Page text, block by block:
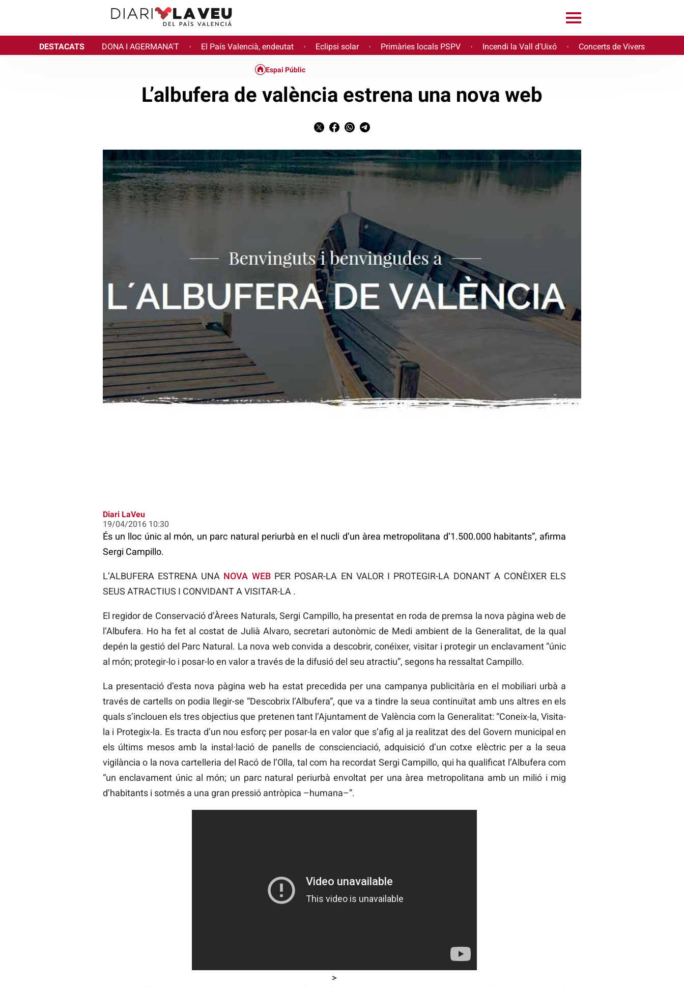
DESTACATS DONA I AGERMANA'T · El País Valencià, endeutat · Eclipsi solar · Primàries locals PSPV · Incendi la Vall d'Uixó · Concerts de Vivers
Espai Públic
L’albufera de valència estrena una nova web
Diari LaVeu
19/04/2016 10:30
És un lloc únic al món, un parc natural periurbà en el nucli d’un àrea metropolitana d’1.500.000 habitants”, afirma
Sergi Campillo.
L’ALBUFERA ESTRENA UNA NOVA WEBPER POSAR-LA EN VALOR I PROTEGIR-LA DONANT A CONÈIXER ELS
SEUS ATRACTIUS I CONVIDANT A VISITAR-LA .
El regidor de Conservació d’Àrees Naturals, Sergi Campillo, ha presentat en roda de premsa la nova pàgina web de
l’Albufera. Ho ha fet al costat de Julià Alvaro, secretari autonòmic de Medi ambient de la Generalitat, de la qual
depén la gestió del Parc Natural. La nova web convida a descobrir, conéixer, visitar i protegir un enclavament “únic
al món; protegir-lo i posar-lo en valor a través de la difusió del seu atractiu”, segons ha ressaltat Campillo.
La presentació d’esta nova pàgina web ha estat precedida per una campanya publicitària en el mobiliari urbà a
través de cartells on podia llegir-se “Descobrix l’Albufera”, que va a tindre la seua continuïtat amb uns altres en els
quals s’inclouen els tres objectius que pretenen tant l’Ajuntament de València com la Generalitat: “Coneix-la, Visita-
la i Protegix-la. Es tracta d’un nou esforç per posar-la en valor que s’afig al ja realitzat des del Govern municipal en
els últims mesos amb la instal·lació de panells de conscienciació, adquisició d’un cotxe elèctric per a la seua
vigilància o la nova cartelleria del Racó de l’Olla, tal com ha recordat Sergi Campillo, qui ha qualificat l’Albufera com
“un enclavament únic al món; un parc natural periurbà envoltat per una àrea metropolitana amb un milió i mig
d’habitants i sotmés a una gran pressió antròpica –humana–”.
>